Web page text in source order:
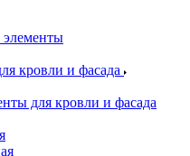
кровли и фасада
для кровли и фасада